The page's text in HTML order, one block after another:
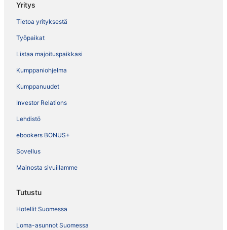
Yritys
Tietoa yrityksestä
Työpaikat
Listaa majoituspaikkasi
Kumppaniohjelma
Kumppanuudet
Investor Relations
Lehdistö
ebookers BONUS+
Sovellus
Mainosta sivuillamme
Tutustu
Hotellit Suomessa
Loma-asunnot Suomessa